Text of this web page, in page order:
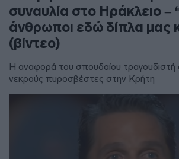
συναυλία στο Ηράκλειο –
άνθρωποι εδώ δίπλα μας
(βίντεο)
Η αναφορά του σπουδαίου τραγουδιστή
νεκρούς πυροσβέστες στην Κρήτη